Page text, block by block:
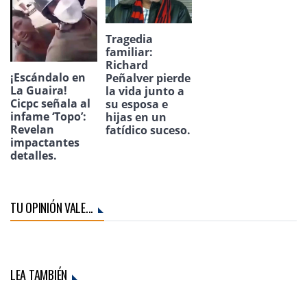
¡Escándalo en
La Guaira!
Cicpc señala al
infame ‘Topo’:
Revelan
impactantes
detalles.
Tragedia
familiar:
Richard
Peñalver pierde
la vida junto a
su esposa e
hijas en un
fatídico suceso.
TU OPINIÓN VALE...
LEA TAMBIÉN